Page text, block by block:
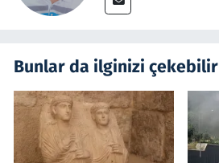
Bunlar da ilginizi çekebilir